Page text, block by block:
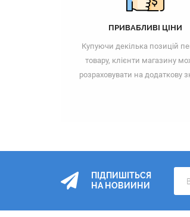
ПРИВАБЛИВІ ЦІНИ
Купуючи декілька позицій
товару, клієнти магазину
розраховувати на додаткову
ПІДПИШІТЬСЯ
НА НОВИИНИ